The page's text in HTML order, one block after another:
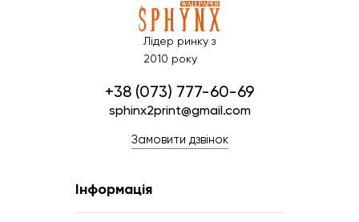
Лідер ринку з
2010 року
+38 (073) 777-60-69
sphinx2print@gmail.com
Замовити дзвінок
Інформація